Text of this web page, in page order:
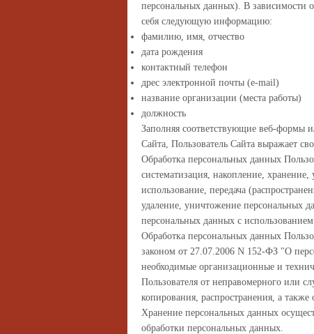
персональных данных). В зависимости
себя следующую информацию:
фамилию, имя, отчество
дата рождения
контактный телефон
дрес электронной почты (e-mail)
название организации (места работы)
должность
Заполняя соответствующие веб-формы
Сайта, Пользователь Сайта выражает
Обработка персональных данных
систематизация, накопление,
использование, передача
удаление, уничтожение персональных
персональных данных с
Обработка персональных данных
законом от 27.07.2006 N 152-ФЗ "О
необходимые организационные и
Пользователя от неправомерного или
копирования, распространения, а
Хранение персональных данных
обработки персональных данных.